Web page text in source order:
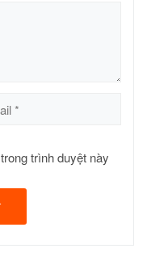
trình duyệt này